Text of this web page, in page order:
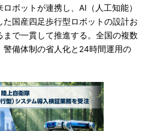
ボットが連携し、AI（人工知能）
国産四足歩行型ロボットの設計お
で一貫して推進する。全国の複数
備体制の省人化と24時間運用の